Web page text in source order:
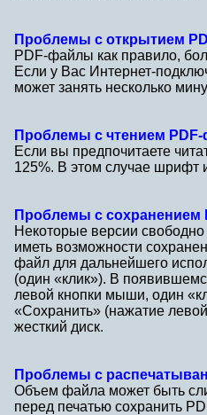
Проблемы с открытием
PDF-файлы как правило,
Если у Вас Интернет-
может занять несколько
Проблемы с чтением
Если вы предпочитаете
125%. В этом случае шрифт
Проблемы с сохранением
Некоторые версии
иметь возможности
файл для дальнейшего
(один «клик»). В
левой кнопки мыши, один
«Сохранить» (нажатие
жесткий диск.
Проблемы с
Объем файла может быть
перед печатью сохранить